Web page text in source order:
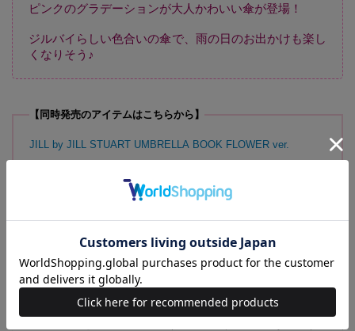
ピンクのグラデーションが大人かわいい傘が登場！
ジルバイらしい色合いの傘で、雨の日のお出かけも楽し
くなりそう♪
【同時発売のアイテムはこちらから】
JILL by JILL STUART UMBRELLA BOOK FLOWER ver.
【傘に関するお問い合わせ先】
JILL by JILL STUART
UMBRELLA BOOK PINK ver.対応事務局
オーロラ株式会社
03-5771-2050
受付時間／10:00～17:00（土・日・祝日、夏季・冬季休業日を除